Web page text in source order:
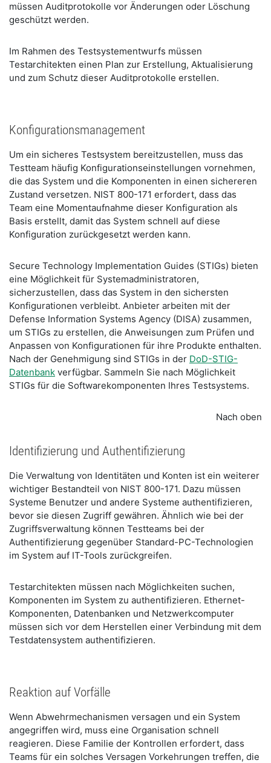
müssen Auditprotokolle vor Änderungen oder Löschung
geschützt werden.
Im Rahmen des Testsystementwurfs müssen
Testarchitekten einen Plan zur Erstellung, Aktualisierung
und zum Schutz dieser Auditprotokolle erstellen.
Konfigurationsmanagement
Um ein sicheres Testsystem bereitzustellen, muss das
Testteam häufig Konfigurationseinstellungen vornehmen,
die das System und die Komponenten in einen sichereren
Zustand versetzen. NIST 800-171 erfordert, dass das
Team eine Momentaufnahme dieser Konfiguration als
Basis erstellt, damit das System schnell auf diese
Konfiguration zurückgesetzt werden kann.
Secure Technology Implementation Guides (STIGs) bieten
eine Möglichkeit für Systemadministratoren,
sicherzustellen, dass das System in den sichersten
Konfigurationen verbleibt. Anbieter arbeiten mit der
Defense Information Systems Agency (DISA) zusammen,
um STIGs zu erstellen, die Anweisungen zum Prüfen und
Anpassen von Konfigurationen für ihre Produkte enthalten.
Nach der Genehmigung sind STIGs in der DoD-STIG-
Datenbank verfügbar. Sammeln Sie nach Möglichkeit
STIGs für die Softwarekomponenten Ihres Testsystems.
Nach oben
Identifizierung und Authentifizierung
Die Verwaltung von Identitäten und Konten ist ein weiterer
wichtiger Bestandteil von NIST 800-171. Dazu müssen
Systeme Benutzer und andere Systeme authentifizieren,
bevor sie diesen Zugriff gewähren. Ähnlich wie bei der
Zugriffsverwaltung können Testteams bei der
Authentifizierung gegenüber Standard-PC-Technologien
im System auf IT-Tools zurückgreifen.
Testarchitekten müssen nach Möglichkeiten suchen,
Komponenten im System zu authentifizieren. Ethernet-
Komponenten, Datenbanken und Netzwerkcomputer
müssen sich vor dem Herstellen einer Verbindung mit dem
Testdatensystem authentifizieren.
Reaktion auf Vorfälle
Wenn Abwehrmechanismen versagen und ein System
angegriffen wird, muss eine Organisation schnell
reagieren. Diese Familie der Kontrollen erfordert, dass
Teams für ein solches Versagen Vorkehrungen treffen, die